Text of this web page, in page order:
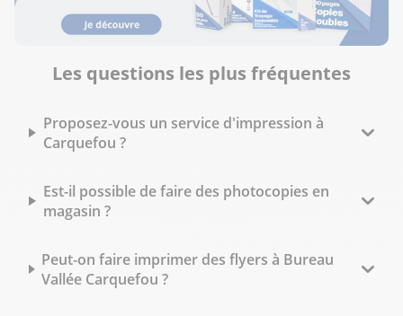
Les questions les plus fréquentes
Proposez-vous un service d'impression à
Carquefou ?
Est-il possible de faire des photocopies en
magasin ?
Peut-on faire imprimer des flyers à Bureau
Vallée Carquefou ?